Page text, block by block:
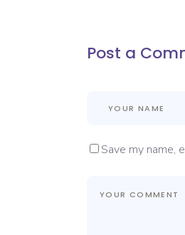
Post a
Save my name,